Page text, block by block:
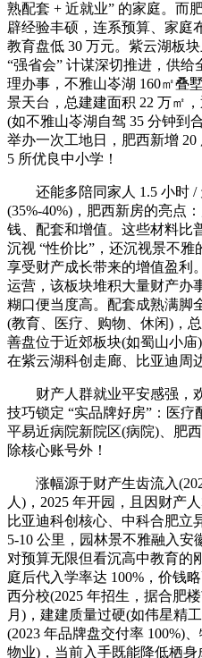
熟配套 + 近就业” 的家庭。而
辟经验丰硕，连系预算、家庭
教育盘低 30 万元。紫云湖板
“强省会” 计谋深切推进，供
理办事，不雅山岺湖 160㎡叠
景天台，总建建面积 22 万㎡
(如不雅山岺湖自驾 35 分钟到
举办一次工地日，肥西新增 20
5 所优良中小学！
还能多陪同家人 1.5 小时 /
(35%-40%)，肥西新房的亮点
钱、配套和增值。这些材料比
沉视 “性价比”，还沉视景不雅
享受财产成长带来的增值盈利
运营，该板块堆积大量财产办
糊口便当度高。配套成熟满脚
(教育、医疗、购物、休闲)，
善盘位于近郊板块(如蜀山小
在紫云湖科创走廊、比亚迪周
财产人群就业平安感强，
技巧锁定 “实品牌好房”：医疗
平易近病院新院区(病院)、肥
除核心账号外！
涨幅源于财产生齿流入
人)，2025 年开园，且因财产
比亚迪科创核心、中科合肥立
5-10 公里，园林景不雅融入安
对预算无限但看沉高中教育的
庭后代入学率达 100%，价钱
西分校(2025 年招生，据合肥
月)，建建质量过硬(如伟星精
(2023 年品牌盘交付率 100%)
物业)，当前入手既能降低栖